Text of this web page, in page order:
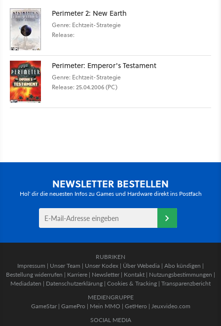
Perimeter 2: New Earth
Genre: Echtzeit-Strategie
Release:
Perimeter: Emperor's Testament
Genre: Echtzeit-Strategie
Release: 25.04.2006 (PC)
NEWSLETTER BESTELLEN
Hol' dir die neuesten Infos zu Games und Hardware direkt ins Postfach
RUBRIKEN
Impressum | Unser Team | Unser Kodex | Über Webedia | Abo kündigen |
Bestellung widerrufen | Karriere | Newsletter | Kontakt | Nutzungsbestimmungen |
Mediadaten | Datenschutzerklärung | Cookies & Tracking | Transparenzbericht
MEDIENGRUPPE
GameStar| GamePro | Mein MMO | GetHero | Jeuxvideo.com
SOCIAL MEDIA